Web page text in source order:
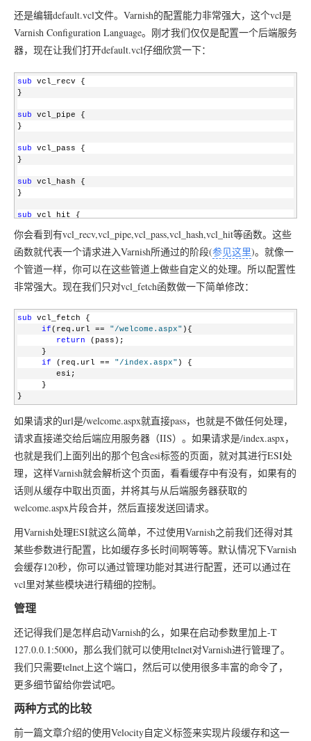
还是编辑default.vcl文件。Varnish的配置能力非常强大，这个vcl是
Varnish Configuration Language。刚才我们仅仅是配置一个后端服务
器，现在让我们打开default.vcl仔细欣赏一下：
sub vcl_recv {
}
sub vcl_pipe {
}
sub vcl_pass {
}
sub vcl_hash {
}
sub vcl_hit {
sub vcl_miss {
sub vcl_fetch {
}
sub vcl_deliver {
vcl_error {
你会看到有vcl_recv,vcl_pipe,vcl_pass,vcl_hash,vcl_hit等函数。这些
函数就代表一个请求进入Varnish所通过的阶段(参见这里)。就像一
个管道一样，你可以在这些管道上做些自定义的处理。所以配置性
非常强大。现在我们只对vcl_fetch函数做一下简单修改：
sub vcl_fetch {
if(req.url == "/welcome.aspx" ){
return (pass);
     }
if (req.url == "/index.aspx" ) {
        esi;
     }
}
如果请求的url是/welcome.aspx就直接pass，也就是不做任何处理，
请求直接递交给后端应用服务器（IIS）。如果请求是/index.aspx，
也就是我们上面列出的那个包含esi标签的页面，就对其进行ESI处
理，这样Varnish就会解析这个页面，看看缓存中有没有，如果有的
话则从缓存中取出页面，并将其与从后端服务器获取的
welcome.aspx片段合并，然后直接发送回请求。
用Varnish处理ESI就这么简单，不过使用Varnish之前我们还得对其
某些参数进行配置，比如缓存多长时间啊等等。默认情况下Varnish
会缓存120秒，你可以通过管理功能对其进行配置，还可以通过在
vcl里对某些模块进行精细的控制。
管理
还记得我们是怎样启动Varnish的么，如果在启动参数里加上-T
127.0.0.1:5000，那么我们就可以使用telnet对Varnish进行管理了。
我们只需要telnet上这个端口，然后可以使用很多丰富的命令了，
更多细节留给你尝试吧。
两种方式的比较
前一篇文章介绍的使用Velocity自定义标签来实现片段缓存和这一